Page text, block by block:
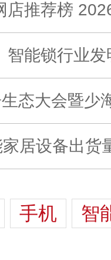
荐榜 2026年值
能锁行业发明
暨少海汇创业周年
货量同比增长13.7
手机
智